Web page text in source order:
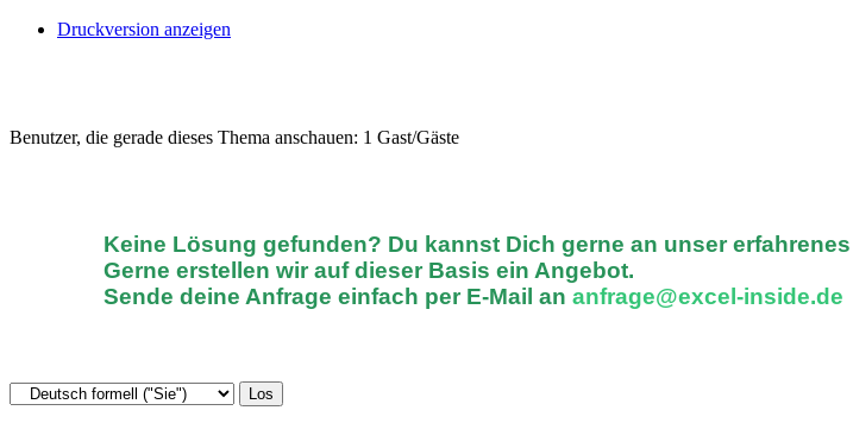
Druckversion anzeigen
Benutzer, die gerade dieses Thema anschauen: 1 Gast/Gäste
Keine Lösung gefunden? Du kannst Dich gerne an unser
Gerne erstellen wir auf dieser Basis ein Angebot.
Sende deine Anfrage einfach per E-Mail an anfrage@excel-inside.de